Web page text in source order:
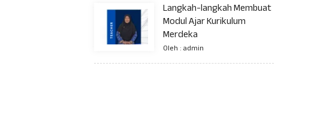
Langkah-langkah Membuat
Modul Ajar Kurikulum
Merdeka
Oleh : admin